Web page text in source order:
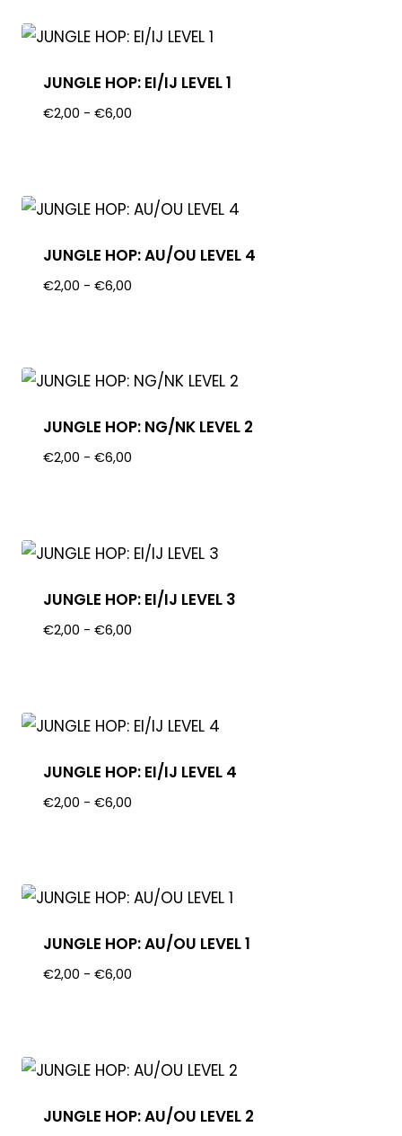
JUNGLE HOP: EI/IJ LEVEL 1
€2,00 - €6,00
JUNGLE HOP: AU/OU LEVEL 4
€2,00 - €6,00
JUNGLE HOP: NG/NK LEVEL 2
€2,00 - €6,00
JUNGLE HOP: EI/IJ LEVEL 3
€2,00 - €6,00
JUNGLE HOP: EI/IJ LEVEL 4
€2,00 - €6,00
JUNGLE HOP: AU/OU LEVEL 1
€2,00 - €6,00
JUNGLE HOP: AU/OU LEVEL 2